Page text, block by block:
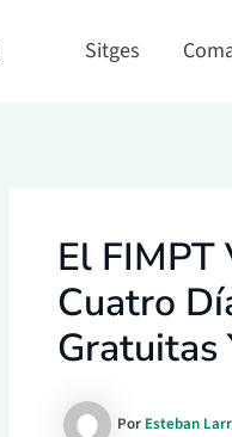
Sitges
El
Cuatro
Gratuitas
Por Esteban